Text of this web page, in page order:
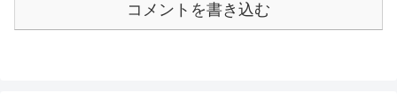
コメントを書き込む